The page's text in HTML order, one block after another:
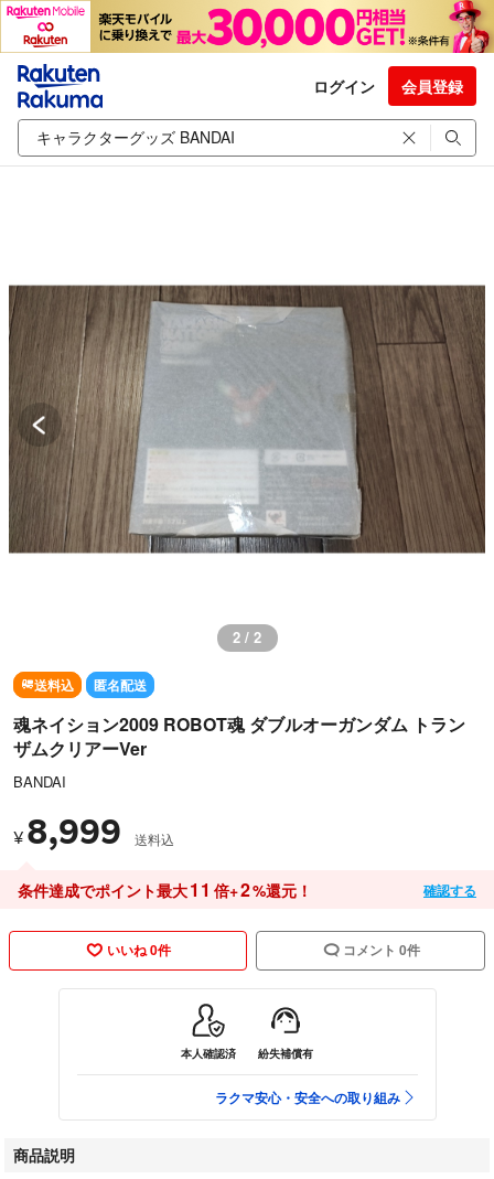
ログイン 会員登録
2 / 2
送料込 匿名配送
魂ネイション2009 ROBOT魂 ダブルオーガンダム トラン
ザムクリアーVer
BANDAI
¥ 8,999 送料込
条件達成でポイント最大11 倍+2%還元！ 確認する
いいね 0件 コメント 0件
本人確認済 紛失補償有
ラクマ安心・安全への取り組み
商品説明